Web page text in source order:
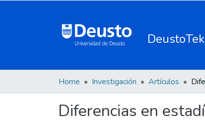
Home Investigación Artículos
Diferencias en